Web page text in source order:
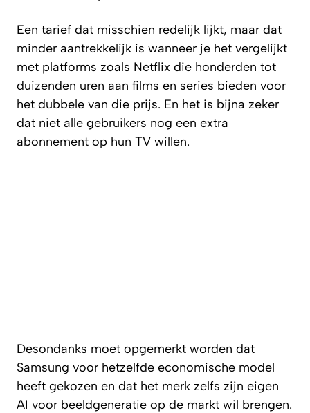
Een tarief dat misschien redelijk lijkt, maar dat
minder aantrekkelijk is wanneer je het vergelijkt
met platforms zoals Netflix die honderden tot
duizenden uren aan films en series bieden voor
het dubbele van die prijs. En het is bijna zeker
dat niet alle gebruikers nog een extra
abonnement op hun TV willen.
Desondanks moet opgemerkt worden dat
Samsung voor hetzelfde economische model
heeft gekozen en dat het merk zelfs zijn eigen
AI voor beeldgeneratie op de markt wil brengen.